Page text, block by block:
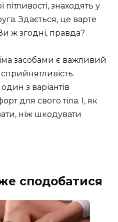
знаходять у
Здається, це варте
ж згодні, правда?
засобами є важливий
з варіантів
для свого тіла. І, як
ніж шкодувати
сподобатися